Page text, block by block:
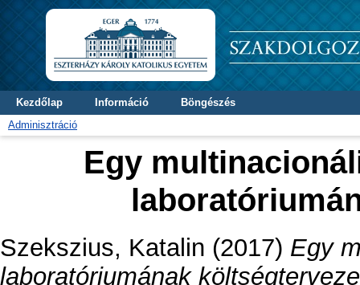
Kezdőlap Információ
Böngészés
Adminisztráció
Egy
Szekszius, Katalin (2017) Egy
laboratóriumának